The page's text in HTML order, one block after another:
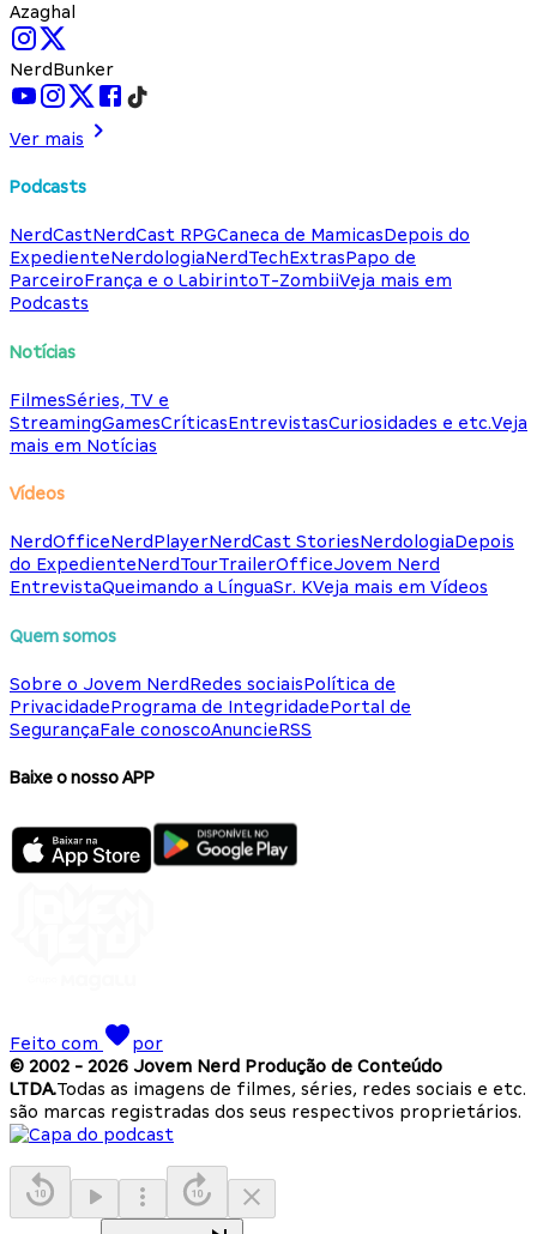
Azaghal
NerdBunker
Ver mais
Podcasts
NerdCastNerdCast RPGCaneca de MamicasDepois do
ExpedienteNerdologiaNerdTechExtrasPapo de
ParceiroFrança e o LabirintoT-ZombiiVeja mais em
Podcasts
Notícias
FilmesSéries, TV e
StreamingGamesCríticasEntrevistasCuriosidades e etc.Veja
mais em Notícias
Vídeos
NerdOfficeNerdPlayerNerdCast StoriesNerdologiaDepois
do ExpedienteNerdTourTrailerOfficeJovem Nerd
EntrevistaQueimando a LínguaSr. KVeja mais em Vídeos
Quem somos
Sobre o Jovem NerdRedes sociaisPolítica de
PrivacidadePrograma de IntegridadePortal de
SegurançaFale conoscoAnuncieRSS
Baixe o nosso APP
Feito com
por
© 2002 - 2026 Jovem Nerd Produção de Conteúdo
LTDA.Todas as imagens de filmes, séries, redes sociais e etc.
são marcas registradas dos seus respectivos proprietários.